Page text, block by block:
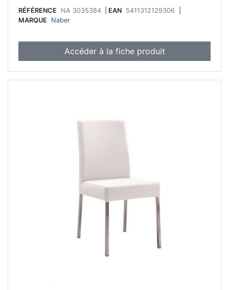
RÉFÉRENCE NA 3035384 EAN 5411312129306
MARQUE
Naber
Accéder à la fiche produit